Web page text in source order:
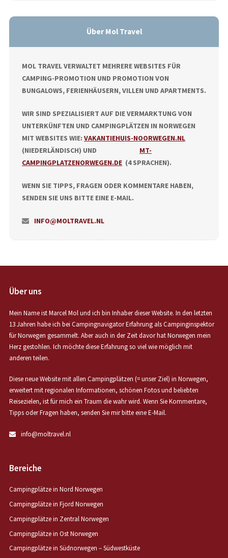
Über Mol Travel
MOL TRAVEL VERWALTET MEHRERE WEBSITES FÜR
CAMPING-PROMOTION UND PROMOTION VON
BUNGALOWS, FERIENHÄUSERN, VILLEN UND APARTMENTS.
WIR SIND SPEZIALISIERT AUF DIE VERMARKTUNG VON
UNTERKÜNFTEN UND CAMPINGPLÄTZEN IN NORWEGEN
MIT WEBSITES WIE: VAKANTIEHUIS-NOORWEGEN.NL
(NIEDERLÄNDISCH) UND MT-
CAMPINGPLATZENORWEGEN.DE(4 SPRACHEN).
WENN SIE TIPPS, FRAGEN ODER KOMMENTARE HABEN,
SENDEN SIE UNS BITTE EINE E-MAIL.
INFO@MOLTRAVEL.NL
Über uns
Mein Name ist Marcel Mol und ich bin Inhaber dieser Website. In den letzten
13 Jahren habe ich bei Campingnavigator Erfahrung als Campinginspektor
für Norwegen gesammelt. Aber auch in der Zeit davor hat Norwegen mein
Herz gestohlen. Ich möchte diese Erfahrung so viel wie möglich mit
anderen teilen.
Diese neue Website mit allen Campingplätzen (= unser Ziel) in Norwegen,
erweitert mit regionalen Informationen, schönen Fotos und beliebten
Reisezielen, ist für mich ein Traum die wahr wird. Wenn Sie Kommentare,
Tipps oder Fragen haben, senden Sie mir bitte eine E-Mail.
info@moltravel.nl
Bereiche
Campingplätze in Nord Norwegen
Campingplätze in Fjord Norwegen
Campingplätze in Zentral Norwegen
Campingplätze in Ost Norwegen
Campingplätze in Südnorwegen – Südwestküste